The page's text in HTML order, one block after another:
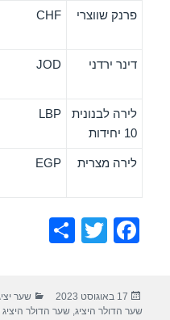
פרנק שווצרי CHF
דינר ירדני JOD
לירה לבנונית
10 יחידות
LBP
לירה מצרית EGP
F
e
T
er
e
פורסם
בתאריך
17 באוגוסט 2023 שער
שער הדולר היציג,שער הדולר היציג